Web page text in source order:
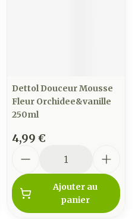
Dettol Douceur Mousse
Fleur Orchidee&vanille
250ml
4,99 €
Ajouter au
panier